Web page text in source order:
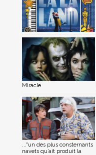
Miracle
..."un des plus consternants
navets qu’ait produit la